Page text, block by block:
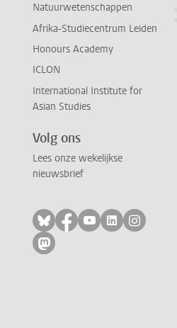
Natuurwetenschappen
Afrika-Studiecentrum Leiden
Honours Academy
ICLON
International Institute for
Asian Studies
Volg ons
Lees onze wekelijkse
nieuwsbrief
Volg ons op bluesky
Volg ons op
Volg ons op
Volg ons
Volg
Volg ons op mastodon